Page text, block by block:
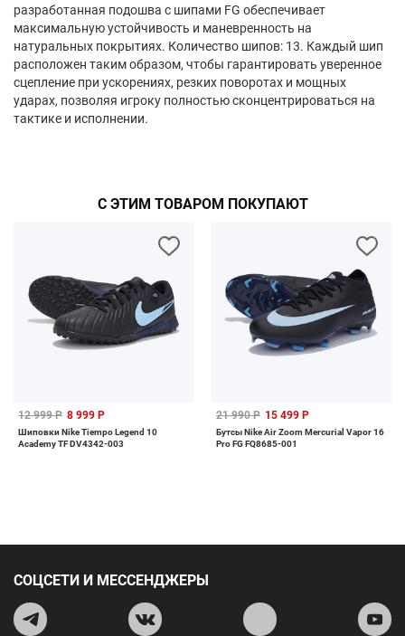
разработанная подошва с шипами FG обеспечивает
максимальную устойчивость и маневренность на
натуральных покрытиях. Количество шипов: 13. Каждый шип
расположен таким образом, чтобы гарантировать уверенное
сцепление при ускорениях, резких поворотах и мощных
ударах, позволяя игроку полностью сконцентрироваться на
тактике и исполнении.
С ЭТИМ ТОВАРОМ ПОКУПАЮТ
12 999 Р 8 999 Р
Шиповки Nike Tiempo Legend 10
Academy TF DV4342-003
21 990 Р 15 499 Р
Бутсы Nike Air Zoom Mercurial Vapor 16
Pro FG FQ8685-001
СОЦСЕТИ И МЕССЕНДЖЕРЫ